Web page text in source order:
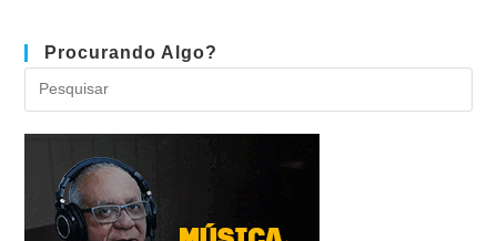
Procurando Algo?